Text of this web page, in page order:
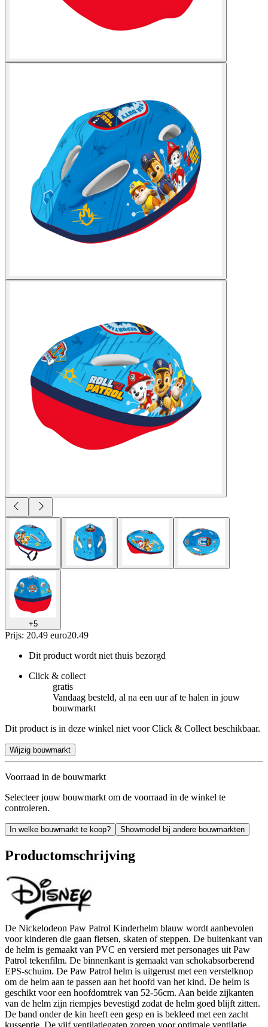
+5
Prijs: 20.49 euro20.49
Dit product wordt niet thuis bezorgd
Click & collect
gratis
Vandaag besteld, al na een uur af te halen in jouw
bouwmarkt
Dit product is in deze winkel niet voor Click & Collect beschikbaar.
Wijzig bouwmarkt
Voorraad in de bouwmarkt
Selecteer jouw bouwmarkt om de voorraad in de winkel te
controleren.
In welke bouwmarkt te koop? Showmodel bij andere bouwmarkten
Productomschrijving
De Nickelodeon Paw Patrol Kinderhelm blauw wordt aanbevolen
voor kinderen die gaan fietsen, skaten of steppen. De buitenkant van
de helm is gemaakt van PVC en versierd met personages uit Paw
Patrol tekenfilm. De binnenkant is gemaakt van schokabsorberend
EPS-schuim. De Paw Patrol helm is uitgerust met een verstelknop
om de helm aan te passen aan het hoofd van het kind. De helm is
geschikt voor een hoofdomtrek van 52-56cm. Aan beide zijkanten
van de helm zijn riempjes bevestigd zodat de helm goed blijft zitten.
De band onder de kin heeft een gesp en is bekleed met een zacht
kussentje. De vijf ventilatiegaten zorgen voor optimale ventilatie.